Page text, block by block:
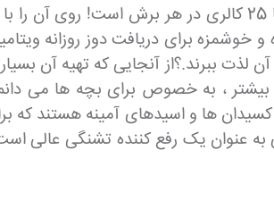
این دستور پیتزا هندوانه با طراوت و خوشمزه، میان وعده میوه ای یا دسر سالمی برای یک روز گرم تابستانی با تنها
خوشمزه برای دریافت دوز روزانه
لذت ببرند.؟از آنجایی که تهیه آن
بیشتر ، به خصوص برای بچه ها می
اکسیدان ها و اسیدهای آمینه هستند که
آب تشکیل شده است و بنابراین حتی به عنوان یک رفع کننده